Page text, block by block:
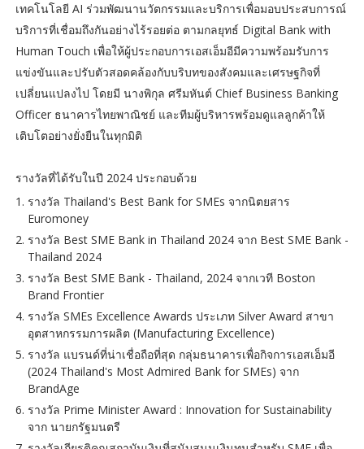
เทคโนโลยี AI ร่วมพัฒนานวัตกรรมและบริการเพื่อมอบประสบการณ์
บริการที่เชื่อมถึงกันอย่างไร้รอยต่อ ตามกลยุทธ์ Digital Bank with
Human Touch เพื่อให้ผู้ประกอบการเอสเอ็มอีมีความพร้อมรับการ
แข่งขันและปรับตัวสอดคล้องกับบริบทของสังคมและเศรษฐกิจที่
เปลี่ยนแปลงไป โดยมี นางพิกุล ศรีมหันต์ Chief Business Banking
Officer ธนาคารไทยพาณิชย์ และทีมผู้บริหารพร้อมดูแลลูกค้าให้
เติบโตอย่างยั่งยืนในทุกมิติ
รางวัลที่ได้รับในปี 2024 ประกอบด้วย
รางวัล Thailand's Best Bank for SMEs จากนิตยสาร
Euromoney
รางวัล Best SME Bank in Thailand 2024 จาก Best SME Bank -
Thailand 2024
รางวัล Best SME Bank - Thailand, 2024 จากเวที Boston
Brand Frontier
รางวัล SMEs Excellence Awards ประเภท Silver Award สาขา
อุตสาหกรรมการผลิต (Manufacturing Excellence)
รางวัล แบรนด์ที่น่าเชื่อถือที่สุด กลุ่มธนาคารเพื่อกิจการเอสเอ็มอี
(2024 Thailand's Most Admired Bank for SMEs) จาก
BrandAge
รางวัล Prime Minister Award : Innovation for Sustainability
จาก นายกรัฐมนตรี